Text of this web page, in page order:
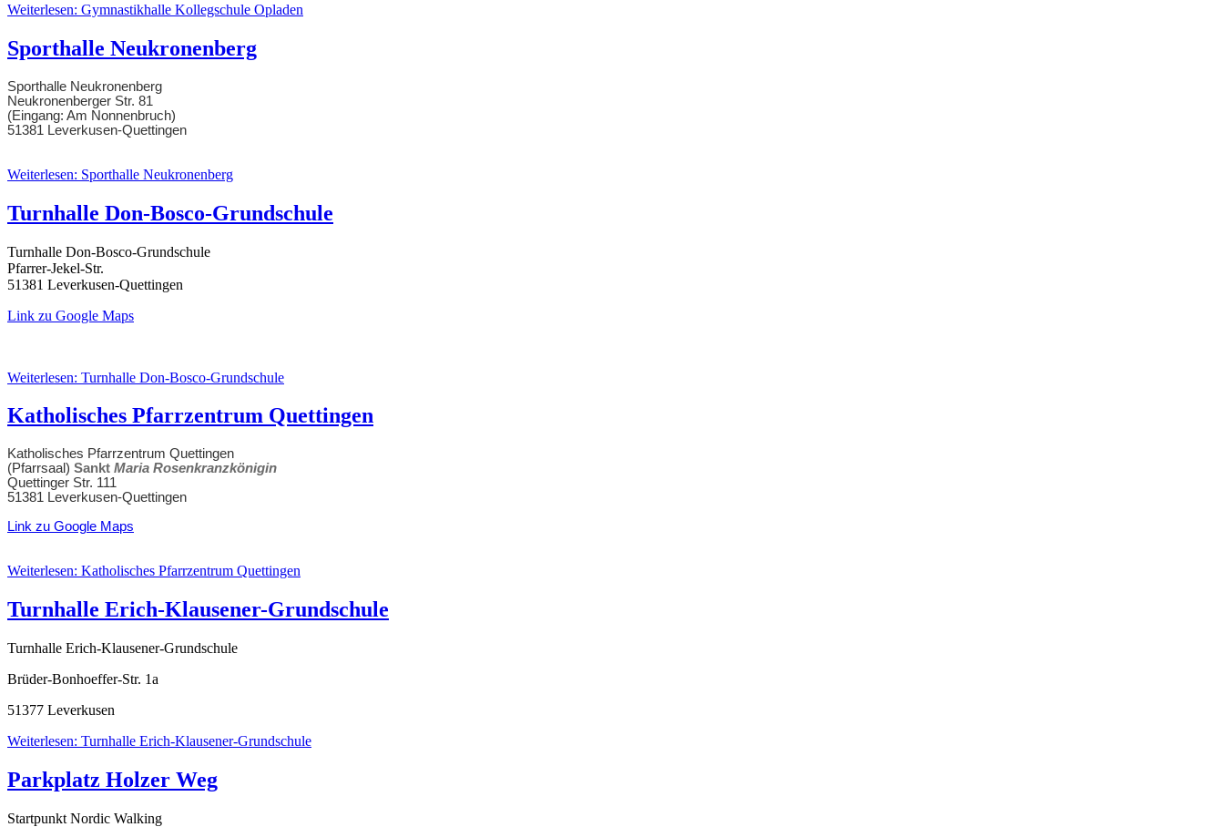
Weiterlesen: Gymnastikhalle Kollegschule Opladen
Sporthalle Neukronenberg
Sporthalle Neukronenberg
Neukronenberger Str. 81
(Eingang: Am Nonnenbruch)
51381 Leverkusen-Quettingen
Weiterlesen: Sporthalle Neukronenberg
Turnhalle Don-Bosco-Grundschule
Turnhalle Don-Bosco-Grundschule
Pfarrer-Jekel-Str.
51381 Leverkusen-Quettingen
Link zu Google Maps
Weiterlesen: Turnhalle Don-Bosco-Grundschule
Katholisches Pfarrzentrum Quettingen
Katholisches Pfarrzentrum Quettingen
(Pfarrsaal) Sankt Maria Rosenkranzkönigin
Quettinger Str. 111
51381 Leverkusen-Quettingen
Link zu Google Maps
Weiterlesen: Katholisches Pfarrzentrum Quettingen
Turnhalle Erich-Klausener-Grundschule
Turnhalle Erich-Klausener-Grundschule
Brüder-Bonhoeffer-Str. 1a
51377 Leverkusen
Weiterlesen: Turnhalle Erich-Klausener-Grundschule
Parkplatz Holzer Weg
Startpunkt Nordic Walking